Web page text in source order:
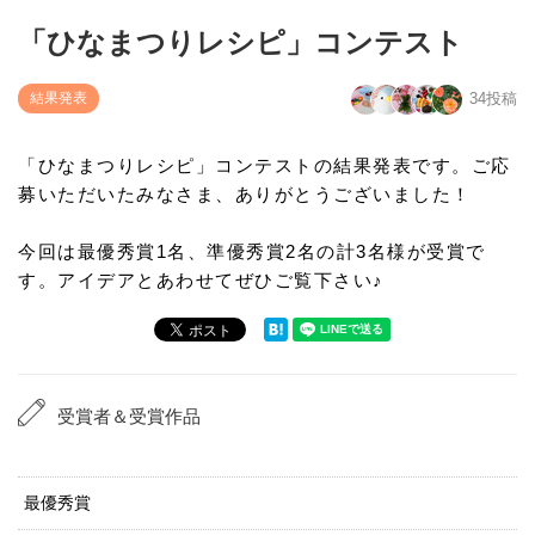
「ひなまつりレシピ」コンテスト
結果発表 34投稿
「ひなまつりレシピ」コンテストの結果発表です。ご応
募いただいたみなさま、ありがとうございました！
今回は最優秀賞1名、準優秀賞2名の計3名様が受賞で
す。アイデアとあわせてぜひご覧下さい♪
受賞者＆受賞作品
最優秀賞